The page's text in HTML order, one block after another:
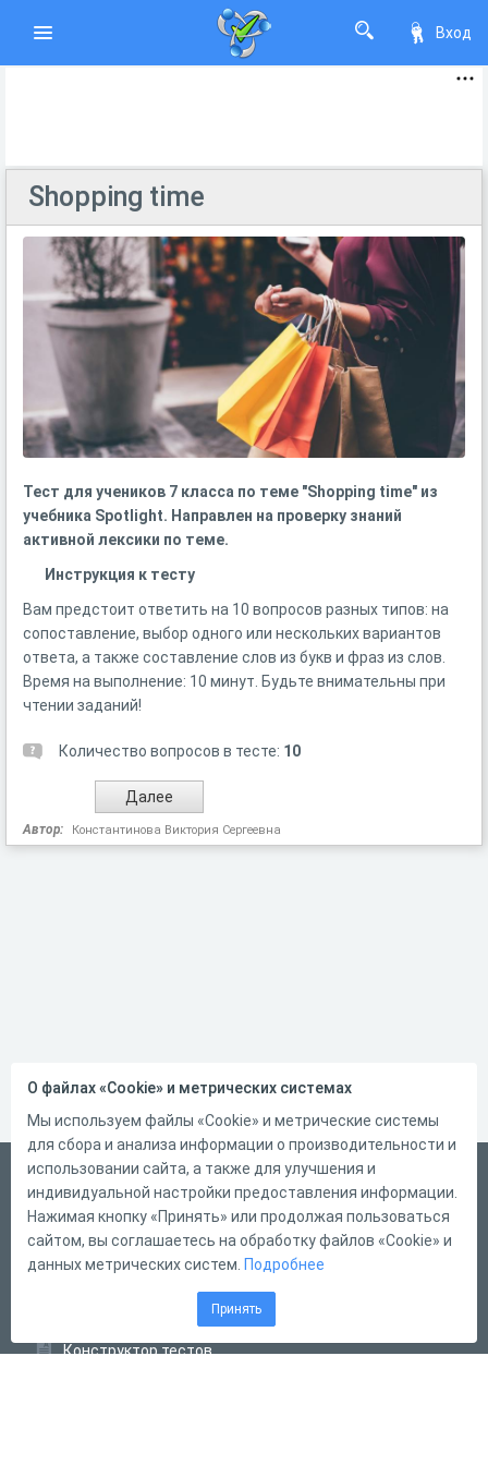
Вход
Shopping time
Тест для учеников 7 класса по теме "Shopping time" из
учебника Spotlight. Направлен на проверку знаний
активной лексики по теме.
Инструкция к тесту
Вам предстоит ответить на 10 вопросов разных типов: на
сопоставление, выбор одного или нескольких вариантов
ответа, а также составление слов из букв и фраз из слов.
Время на выполнение: 10 минут. Будьте внимательны при
чтении заданий!
Количество вопросов в тесте: 10
Автор: Константинова Виктория Сергеевна
Русский
Справка
Форма обратной связи
Конструктор тестов
О файлах «Cookie» и метрических системах
Мы используем файлы «Cookie» и метрические системы
для сбора и анализа информации о производительности и
использовании сайта, а также для улучшения и
индивидуальной настройки предоставления информации.
Нажимая кнопку «Принять» или продолжая пользоваться
сайтом, вы соглашаетесь на обработку файлов «Cookie» и
данных метрических систем. Подробнее
Принять